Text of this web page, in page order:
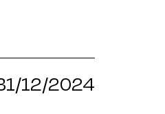
12/2024